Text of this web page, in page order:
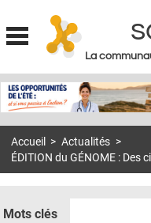
La
MON COMPTE
S'ABONNER À LA REVUE SOIN
DOSSIERS
Accueil > Actualités >
ÉDITION du GÉNOME :
Mots clés